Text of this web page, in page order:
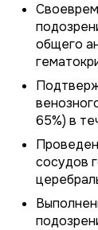
общего
65%) в
сосудов